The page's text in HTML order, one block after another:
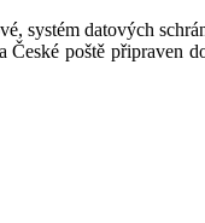
systém datových
poště